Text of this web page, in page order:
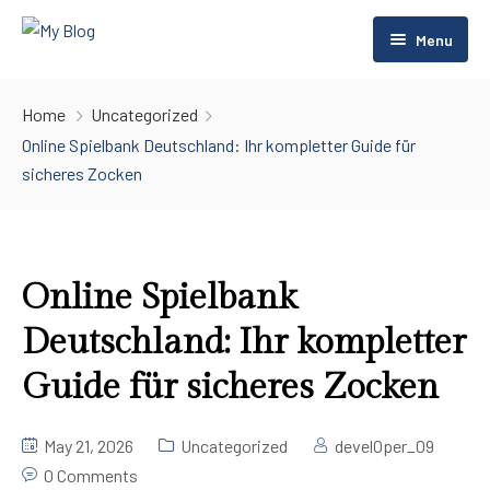
Menu
Home
Home 2
Rooms
Rentals
Room Listing 3
About Us
Pages
FAQs
Gallery
Restaurant
Blog
Blog Default
Default No Sidebar
Home
Uncategorized
Online Spielbank Deutschland: Ihr kompletter Guide für
sicheres Zocken
Online Spielbank
Deutschland: Ihr kompletter
Guide für sicheres Zocken
May 21, 2026 Uncategorized
develOper_09
0 Comments